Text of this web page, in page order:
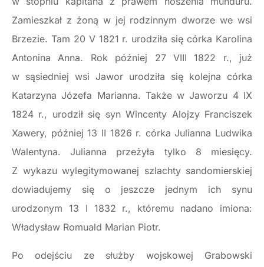
Zamieszkał z żoną w jej rodzinnym dworze we wsi
Brzezie. Tam 20 V 1821 r. urodziła się córka Karolina
Antonina Anna. Rok później 27 VIII 1822 r., już
w sąsiedniej wsi Jawor urodziła się kolejna córka
Katarzyna Józefa Marianna. Także w Jaworzu 4 IX
1824 r., urodził się syn Wincenty Alojzy Franciszek
Xawery, później 13 II 1826 r. córka Julianna Ludwika
Walentyna. Julianna przeżyła tylko 8 miesięcy.
Z wykazu wylegitymowanej szlachty sandomierskiej
dowiadujemy się o jeszcze jednym ich synu
urodzonym 13 I 1832 r., któremu nadano imiona:
Władysław Romuald Marian Piotr.
Po odejściu ze służby wojskowej Grabowski